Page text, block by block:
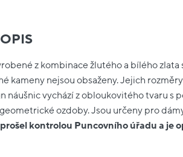
z kombinace žlutého a bílého
kameny nejsou obsaženy. Jejich
náušnic vychází z obloukovitého tvaru s
ozdoby. Jsou určeny pro
kontrolou Puncovního úřadu a je